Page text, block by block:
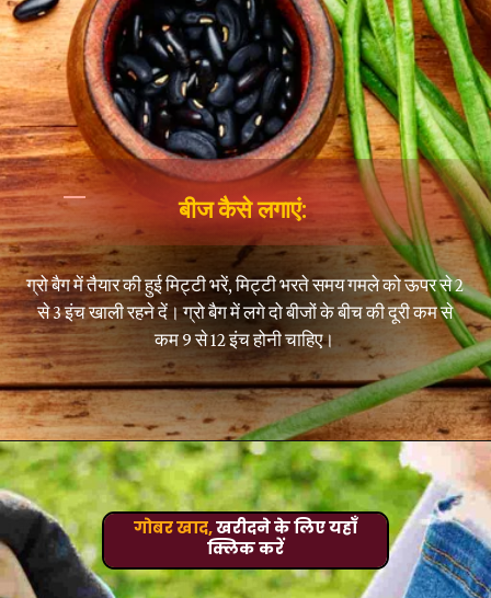
ग्रो बैग में तैयार की हुई मिट्टी भरें, मिट्टी भरते समय गमले को ऊपर से 2
से 3 इंच खाली रहने दें। ग्रो बैग में लगे दो बीजों के बीच की दूरी कम से
कम 9 से 12 इंच होनी चाहिए।
बीज कैसे लगाएं:
गोबर खाद,खरीदने के लिए यहाँ
क्लिक करें